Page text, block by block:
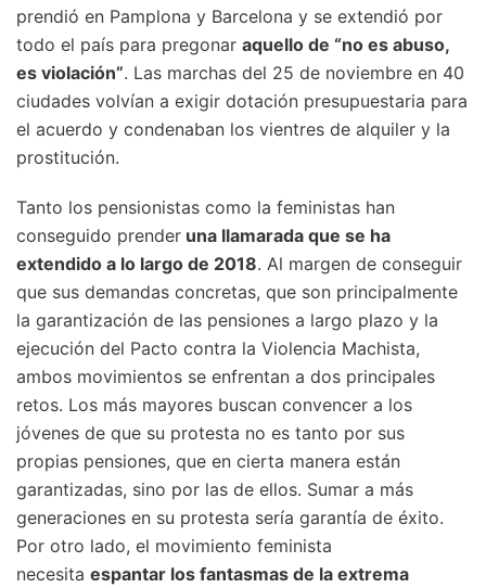
prendió en Pamplona y Barcelona y se extendió por
todo el país para pregonar aquello de “no es abuso,
es violación”. Las marchas del 25 de noviembre en 40
ciudades volvían a exigir dotación presupuestaria para
el acuerdo y condenaban los vientres de alquiler y la
prostitución.
Tanto los pensionistas como la feministas han
conseguido prender una llamarada que se ha
extendido a lo largo de 2018. Al margen de conseguir
que sus demandas concretas, que son principalmente
la garantización de las pensiones a largo plazo y la
ejecución del Pacto contra la Violencia Machista,
ambos movimientos se enfrentan a dos principales
retos. Los más mayores buscan convencer a los
jóvenes de que su protesta no es tanto por sus
propias pensiones, que en cierta manera están
garantizadas, sino por las de ellos. Sumar a más
generaciones en su protesta sería garantía de éxito.
Por otro lado, el movimiento feminista
necesita espantar los fantasmas de la extrema